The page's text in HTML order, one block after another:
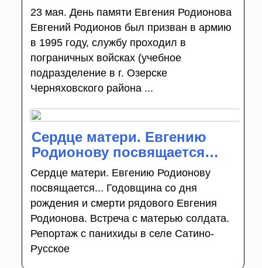
23 мая. День памяти Евгения Родионова
Евгений Родионов был призван в армию
в 1995 году, службу проходил в
пограничных войсках (учебное
подразделение в г. Озерске
Черняховского района ...
Сердце матери. Евгению
Родионову посвящается…
Сердце матери. Евгению Родионову
посвящается... Годовщина со дня
рождения и смерти рядового Евгения
Родионова. Встреча с матерью солдата.
Репортаж с панихиды в селе Сатино-
Русское